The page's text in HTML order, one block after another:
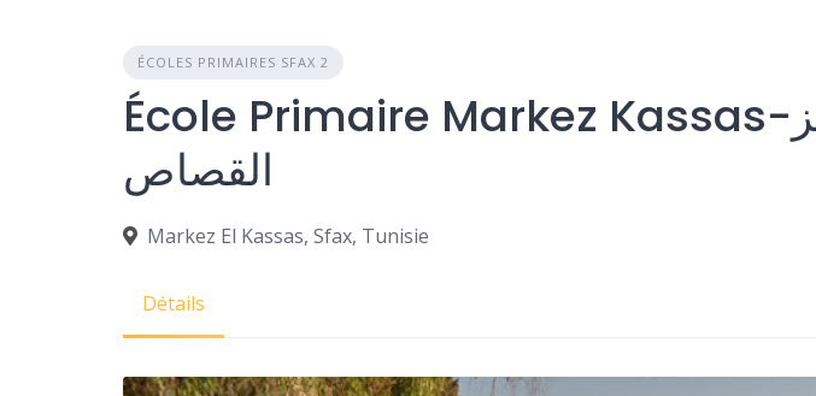
ÉCOLES PRIMAIRES SFAX 2
École Primaire Markez Kassas-مركز
القصاص
Markez El Kassas, Sfax, Tunisie
Détails